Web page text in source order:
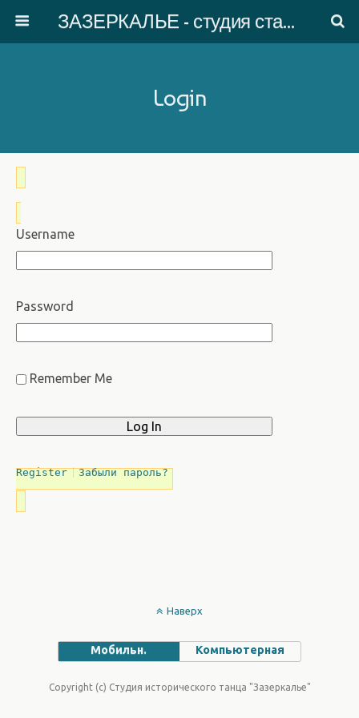
ЗАЗЕРКАЛЬЕ - студия старинного танца
Login
Username
Password
Remember Me
Register Забыли пароль?
Наверх
Мобильн. Компьютерная
Copyright (c) Студия исторического танца "Зазеркалье"